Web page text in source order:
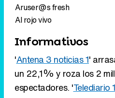
un 22,1% y roza los 2
espectadores. '
supera a '
Informativos
Por la noche, 'Antena 3
alcanza una enorme
'Telediario 2 ' (10,1%) se
dígito' e 'Informativos